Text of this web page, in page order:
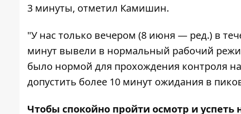
3 минуты, отметил Камишин.
"У нас только вечером (8 июня — ред.) в
минут вывели в нормальный рабочий
было нормой для прохождения контроля
допустить более 10 минут ожидания в
Чтобы спокойно пройти осмотр и